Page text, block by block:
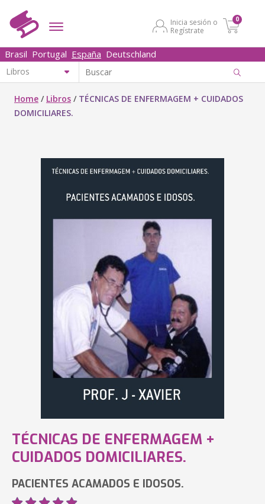
Inicia sesión o
Regístrate
0
Brasil Portugal España Deutschland
Home / Libros / TÉCNICAS DE ENFERMAGEM + CUIDADOS
DOMICILIARES.
TÉCNICAS DE ENFERMAGEM +
CUIDADOS DOMICILIARES.
PACIENTES ACAMADOS E IDOSOS.